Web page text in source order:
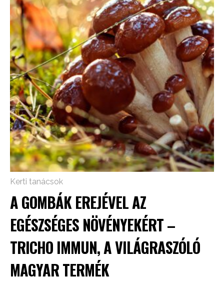
Kerti tanácsok
A GOMBÁK EREJÉVEL AZ
EGÉSZSÉGES NÖVÉNYEKÉRT –
TRICHO IMMUN, A VILÁGRASZÓLÓ
MAGYAR TERMÉK